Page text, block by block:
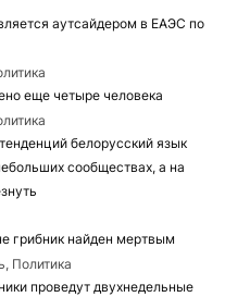
аутсайдером в ЕАЭС по
еще четыре человека
белорусский язык
сообществах, а на
грибник найден мертвым
Политика
проведут двухнедельные